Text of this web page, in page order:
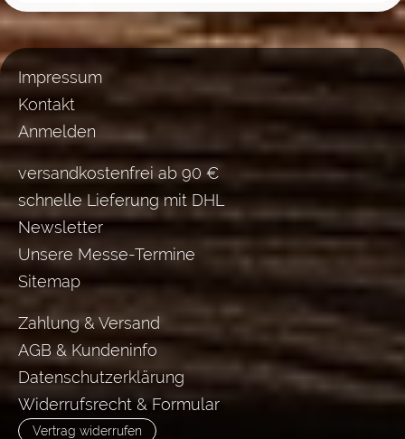
Impressum
Kontakt
Anmelden
versandkostenfrei ab 90 €
schnelle Lieferung mit DHL
Newsletter
Unsere Messe-Termine
Sitemap
Zahlung & Versand
AGB & Kundeninfo
Datenschutzerklärung
Widerrufsrecht & Formular
Vertrag widerrufen